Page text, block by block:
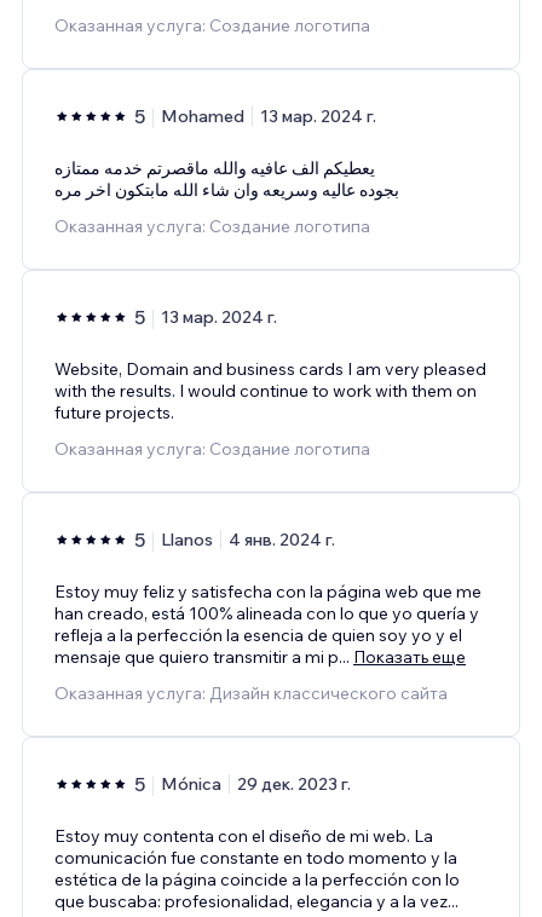
Оказанная услуга: Создание логотипа
5 Mohamed 13 мар. 2024 г.
يعطيكم الف عافيه والله ماقصرتم خدمه ممتازه
بجوده عاليه وسريعه وان شاء الله مابتكون اخر مره
Оказанная услуга: Создание логотипа
5 13 мар. 2024 г.
Website, Domain and business cards I am very pleased
with the results. I would continue to work with them on
future projects.
Оказанная услуга: Создание логотипа
5 Llanos 4 янв. 2024 г.
Estoy muy feliz y satisfecha con la página web que me
han creado, está 100% alineada con lo que yo quería y
refleja a la perfección la esencia de quien soy yo y el
mensaje que quiero transmitir a mi p... Показать еще
Оказанная услуга: Дизайн классического сайта
5 Mónica 29 дек. 2023 г.
Estoy muy contenta con el diseño de mi web. La
comunicación fue constante en todo momento y la
estética de la página coincide a la perfección con lo
que buscaba: profesionalidad, elegancia y a la vez...